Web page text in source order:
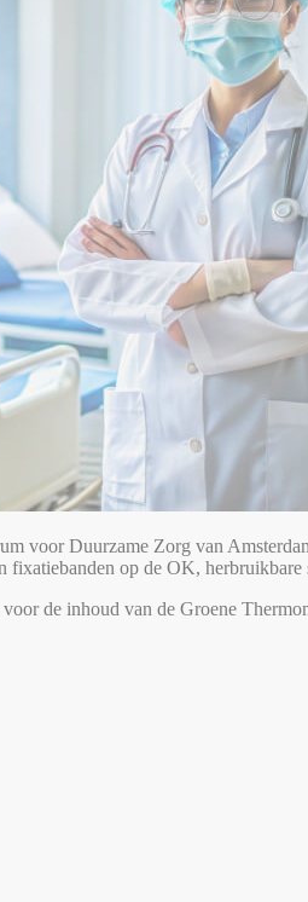
voor Duurzame Zorg van
op de OK,
de inhoud van de Groene